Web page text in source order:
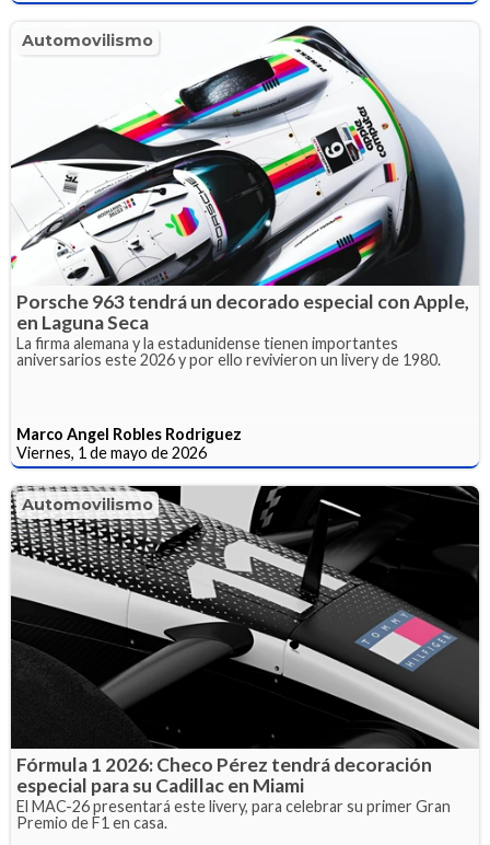
Automovilismo
Porsche 963 tendrá un decorado especial con Apple,
en Laguna Seca
La firma alemana y la estadunidense tienen importantes
aniversarios este 2026 y por ello revivieron un livery de 1980.
Marco Angel Robles Rodriguez
Viernes, 1 de mayo de 2026
Automovilismo
Fórmula 1 2026: Checo Pérez tendrá decoración
especial para su Cadillac en Miami
El MAC-26 presentará este livery, para celebrar su primer Gran
Premio de F1 en casa.